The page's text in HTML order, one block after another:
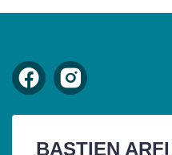
BASTIEN